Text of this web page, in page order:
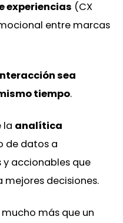
experiencias (CX
entre marcas
sea
tiempo.
la analítica
de datos a
accionables que
mejores decisiones.
más que un